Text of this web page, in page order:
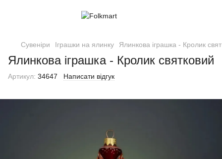
Сувеніри Іграшки на ялинку Ялинкова іграшка - Кролик
Ялинкова іграшка - Кролик святковий
Артикул: 34647 Написати відгук